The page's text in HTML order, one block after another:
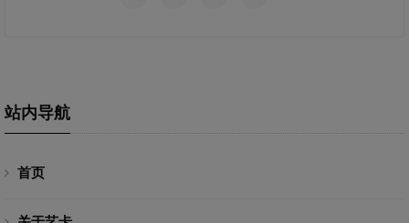
站内导航
首页